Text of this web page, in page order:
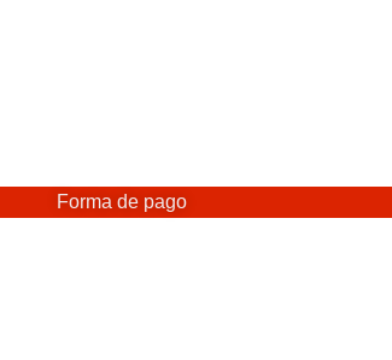
Forma de pago